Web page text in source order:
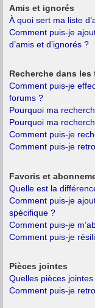
Amis et ignorés
À quoi sert ma liste
Comment puis-je
d’amis et d’ignorés ?
Recherche dans les
Comment puis-je
forums ?
Pourquoi ma
Pourquoi ma
Comment puis-je
Comment puis-je
Favoris et
Quelle est la
Comment puis-je
spécifique ?
Comment puis-je
Comment puis-je
Pièces jointes
Quelles pièces
Comment puis-je